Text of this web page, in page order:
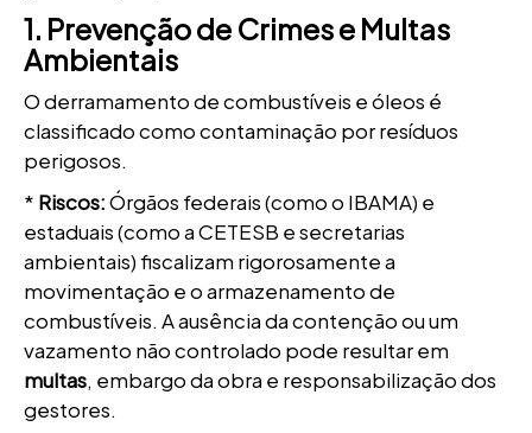
1. Prevenção de Crimes e Multas
Ambientais
O derramamento de combustíveis e óleos é
classificado como contaminação por resíduos
perigosos.
* Riscos:Órgãos federais (como o IBAMA) e
estaduais (como a CETESB e secretarias
ambientais) fiscalizam rigorosamente a
movimentação e o armazenamento de
combustíveis. A ausência da contenção ou um
vazamento não controlado pode resultar em
multas, embargo da obra e responsabilização dos
gestores.